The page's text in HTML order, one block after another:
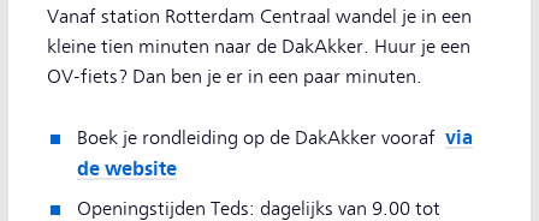
Vanaf station Rotterdam Centraal wandel je in een
kleine tien minuten naar de DakAkker. Huur je een
OV-fiets? Dan ben je er in een paar minuten.
Boek je rondleiding op de DakAkker vooraf via
de website
Openingstijden Teds: dagelijks van 9.00 tot